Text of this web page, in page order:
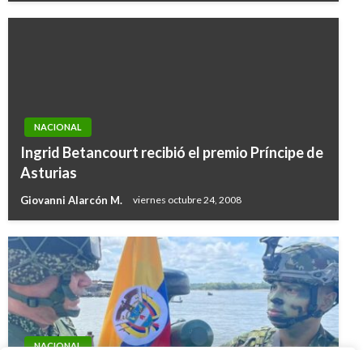
NACIONAL
Ingrid Betancourt recibió el premio Príncipe de
Asturias
Giovanni Alarcón M. viernes octubre 24, 2008
NACIONAL